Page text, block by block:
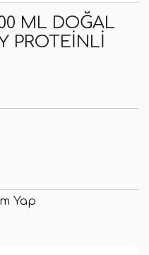
ML DOĞAL
PROTEINLI
Yap